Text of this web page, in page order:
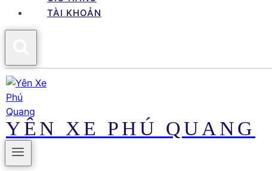
TÀI KHOẢN
YÊN XE PHÚ QUANG